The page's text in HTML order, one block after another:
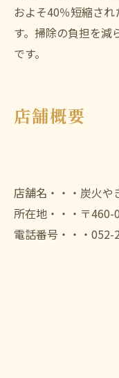
およそ40％短縮さ
す。掃除の負担を減
です。
店舗概要
店舗名・・・炭火や
所在地・・・〒
電話番号・・・052-